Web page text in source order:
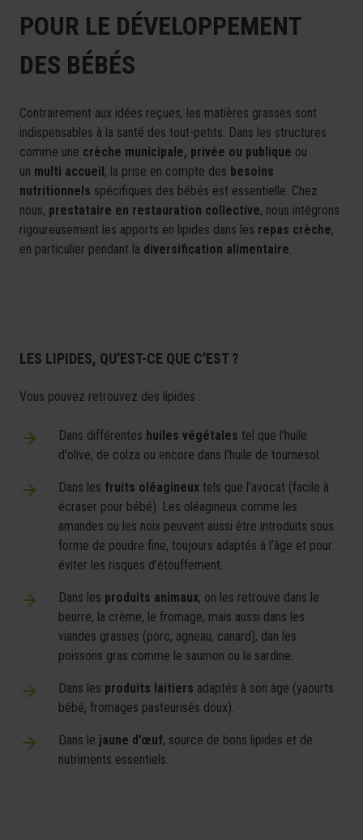
POUR LE DÉVELOPPEMENT
DES BÉBÉS
Contrairement aux idées reçues, les matières grasses sont
indispensables à la santé des tout-petits. Dans les structures
comme une crèche municipale, privée ou publique ou
un multi accueil, la prise en compte des besoins
nutritionnels spécifiques des bébés est essentielle. Chez
nous, prestataire en restauration collective, nous intégrons
rigoureusement les apports en lipides dans les repas crèche,
en particulier pendant la diversification alimentaire.
LES LIPIDES, QU'EST-CE QUE C'EST ?
Vous pouvez retrouvez des lipides :
Dans différentes huiles végétales tel que l'huile
d'olive, de colza ou encore dans l'huile de tournesol.
Dans les fruits oléagineux tels que l’avocat (facile à
écraser pour bébé). Les oléagineux comme les
amandes ou les noix peuvent aussi être introduits sous
forme de poudre fine, toujours adaptés à l’âge et pour
éviter les risques d’étouffement.
Dans les produits animaux, on les retrouve dans le
beurre, la crème, le fromage, mais aussi dans les
viandes grasses (porc, agneau, canard), dan les
poissons gras comme le saumon ou la sardine.
Dans les produits laitiers adaptés à son âge (yaourts
bébé, fromages pasteurisés doux).
Dans le jaune d’œuf, source de bons lipides et de
nutriments essentiels.